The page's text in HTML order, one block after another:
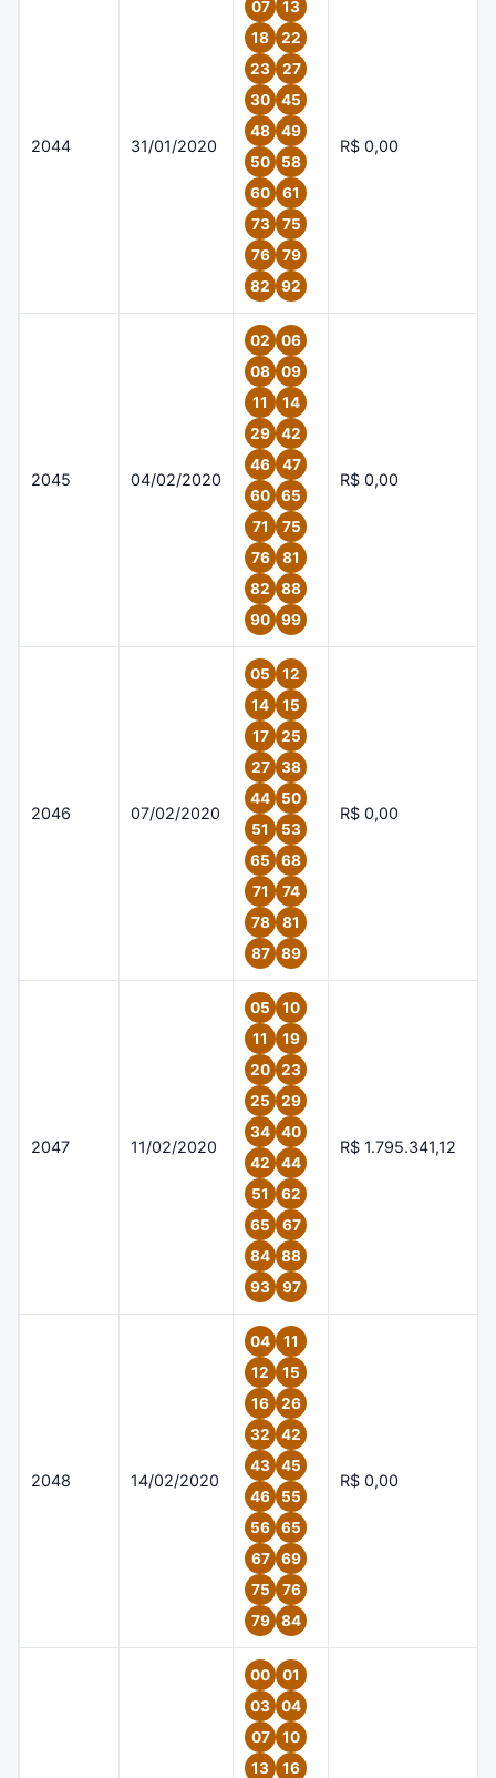
2044 31/01/2020
07
13
18
22
23
27
30
45
48
49
50
58
60
61
73
75
76
79
82
92
R$ 0,00
2045 04/02/2020
02
06
08
09
11
14
29
42
46
47
60
65
71
75
76
81
82
88
90
99
R$ 0,00
2046 07/02/2020
05
12
14
15
17
25
27
38
44
50
51
53
65
68
71
74
78
81
87
89
R$ 0,00
2047 11/02/2020
05
10
11
19
20
23
25
29
34
40
42
44
51
62
65
67
84
88
93
97
R$ 1.795.341,12
2048 14/02/2020
04
11
12
15
16
26
32
42
43
45
46
55
56
65
67
69
75
76
79
84
R$ 0,00
00
01
03
04
07
10
13
16